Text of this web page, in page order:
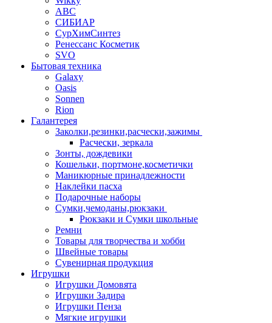
АВС
СИБИАР
СурХимСинтез
Ренессанс Косметик
SVO
Бытовая техника
Galaxy
Oasis
Sonnen
Rion
Галантерея
Заколки,резинки,расчески,зажимы
Расчески, зеркала
Зонты, дождевики
Кошельки, портмоне,косметички
Маникюрные принадлежности
Наклейки пасха
Подарочные наборы
Сумки,чемоданы,рюкзаки
Рюкзаки и Сумки школьные
Ремни
Товары для творчества и хобби
Швейные товары
Сувенирная продукция
Игрушки
Игрушки Домовята
Игрушки Задира
Игрушки Пенза
Мягкие игрушки